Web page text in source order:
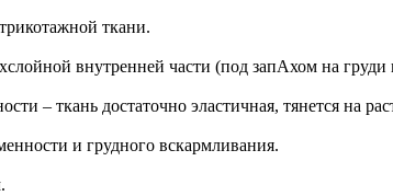
ткани.
внутренней части (под запАхом на
– ткань достаточно эластичная, тянется на
и грудного вскармливания.